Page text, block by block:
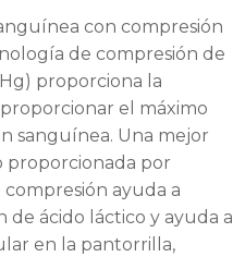
con compresión
de compresión de
proporciona la
el máximo
sanguínea. Una mejor
proporcionada por
ayuda a
ácido láctico y ayuda a
en la pantorrilla,